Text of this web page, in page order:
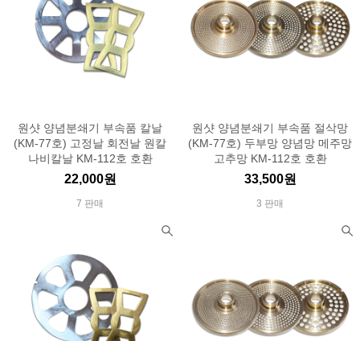
원샷 양념분쇄기 부속품 칼날
(KM-77호) 고정날 회전날 원칼
나비칼날 KM-112호 호환
22,000원
7 판매
원샷 양념분쇄기 부속품 절삭망
(KM-77호) 두부망 양념망 메주망
고추망 KM-112호 호환
33,500원
3 판매